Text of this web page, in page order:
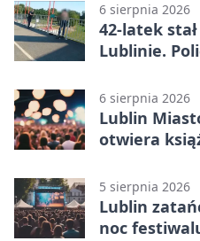
6 sierpnia 2026
42-latek
Lublinie.
6 sierpnia 2026
Lublin
otwiera
5 sierpnia 2026
Lublin
noc